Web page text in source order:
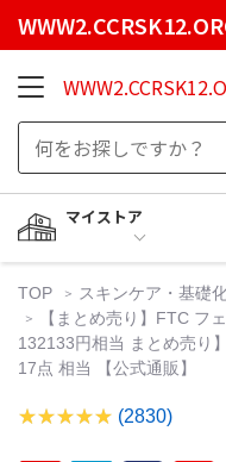
マイストア
TOP スキンケア・基礎
【まとめ売り】FTC フ
132133円相当 まとめ売り
17点 相当 【公式通販】
(2830)